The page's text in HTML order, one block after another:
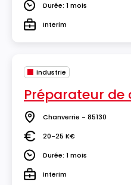
DuréeDurée: 1 mois
TypeInterim
Industrie
Préparateur de
Lieu Chanverrie - 85130
Salaire20-25 K€
DuréeDurée: 1 mois
TypeInterim